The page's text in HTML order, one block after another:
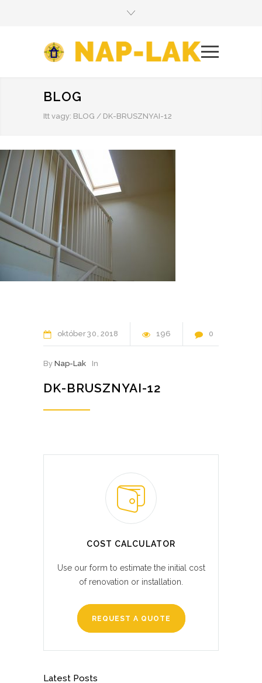
BLOG
Itt vagy: BLOG / DK-BRUSZNYAI-12
október30 2018 196 0
By Nap-Lak In
DK-BRUSZNYAI-12
COST CALCULATOR
Use our form to estimate the initial cost
of renovation or installation.
REQUEST A QUOTE
Latest Posts